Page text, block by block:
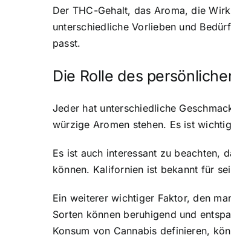
Der THC-Gehalt, das Aroma, die
unterschiedliche Vorlieben und
passt.
Die Rolle des
Jeder hat unterschiedliche
würzige Aromen stehen. Es ist
Es ist auch interessant zu beachten,
können. Kalifornien ist bekannt für
Ein weiterer wichtiger Faktor, den
Sorten können beruhigend und
Konsum von Cannabis definieren,